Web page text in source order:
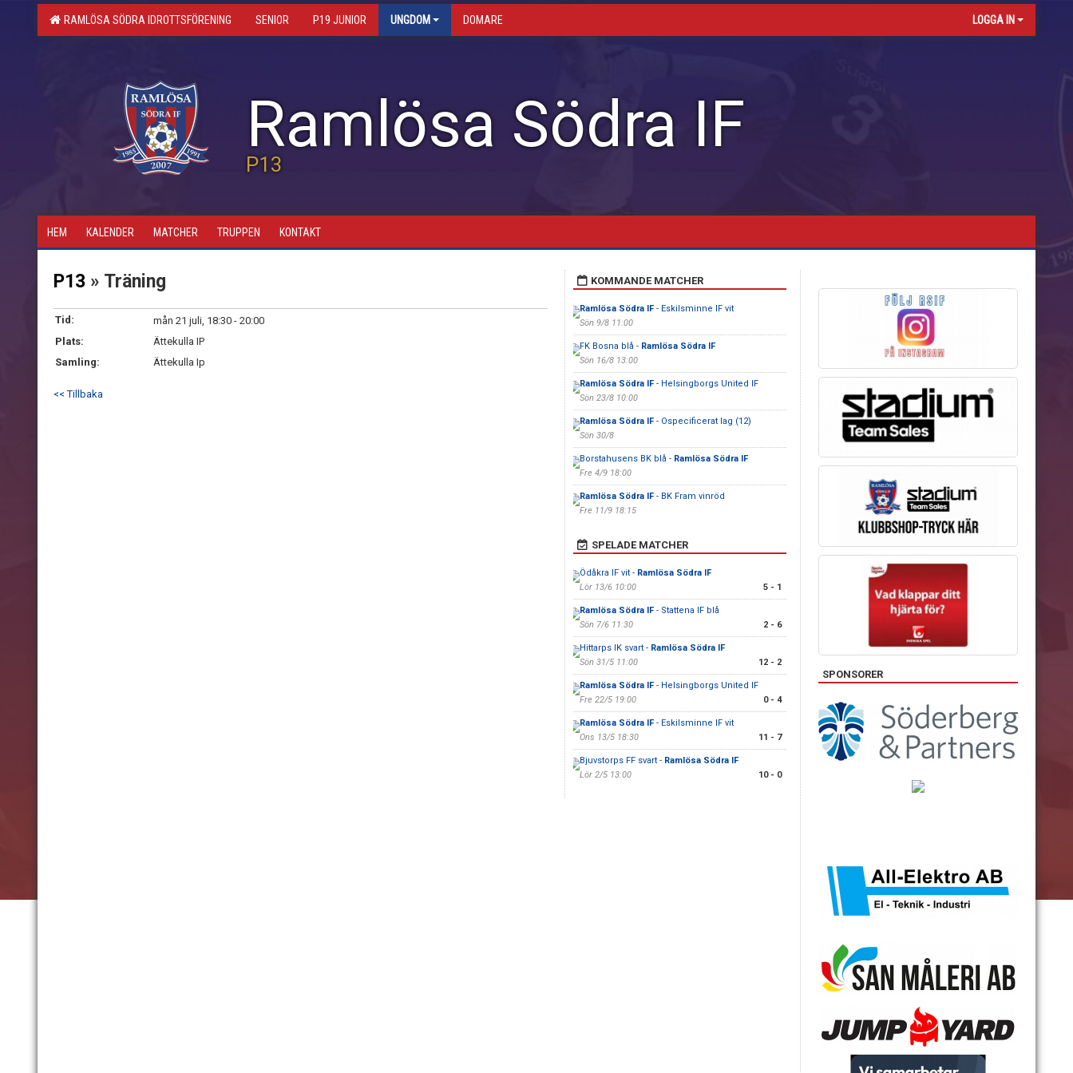
RAMLÖSA SÖDRA IDROTTSFÖRENING SENIOR P19 JUNIOR UNGDOM DOMARE LOGGA IN
Ramlösa Södra IF
P13
HEM KALENDER MATCHER TRUPPEN KONTAKT
P13 » Träning
Tid:
mån 21 juli, 18:30 - 20:00
Plats:
Ättekulla IP
Samling:
Ättekulla Ip
<< Tillbaka
KOMMANDE MATCHER
Ramlösa Södra IF- Eskilsminne IF vit
Sön 9/8 11:00
FK Bosna blå - Ramlösa Södra IF
Sön 16/8 13:00
Ramlösa Södra IF- Helsingborgs United IF
Sön 23/8 10:00
Ramlösa Södra IF- Ospecificerat lag (12)
Sön 30/8
Borstahusens BK blå - Ramlösa Södra IF
Fre 4/9 18:00
Ramlösa Södra IF- BK Fram vinröd
Fre 11/9 18:15
SPELADE MATCHER
Ödåkra IF vit - Ramlösa Södra IF
Lör 13/6 10:00
5 - 1
Ramlösa Södra IF- Stattena IF blå
Sön 7/6 11:30
2 - 6
Hittarps IK svart - Ramlösa Södra IF
Sön 31/5 11:00
12 - 2
Ramlösa Södra IF- Helsingborgs United IF
Fre 22/5 19:00
0 - 4
Ramlösa Södra IF- Eskilsminne IF vit
Ons 13/5 18:30
11 - 7
Bjuvstorps FF svart - Ramlösa Södra IF
Lör 2/5 13:00
10 - 0
SPONSORER